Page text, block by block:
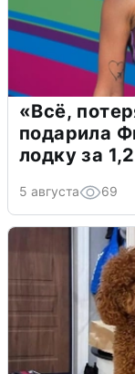
«Всё,
подарила
лодку за
5 августа 69